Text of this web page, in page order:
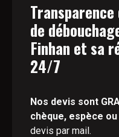
de
Finhan et sa
24/7
Nos devis sont
chèque, espèce ou
devis par mail.